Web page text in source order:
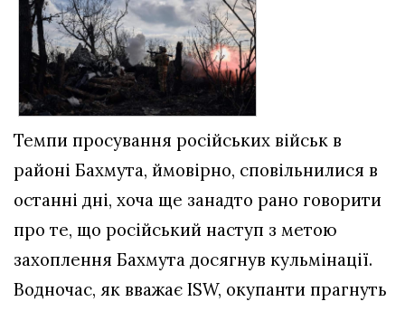
Темпи просування російських військ в
районі Бахмута, ймовірно, сповільнилися в
останні дні, хоча ще занадто рано говорити
про те, що російський наступ з метою
захоплення Бахмута досягнув кульмінації.
Водночас, як вважає ISW, окупанти прагнуть